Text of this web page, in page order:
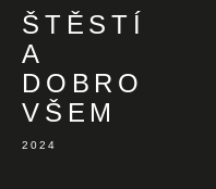
ŠTĚSTÍ
A
DOBRO
VŠEM
2024